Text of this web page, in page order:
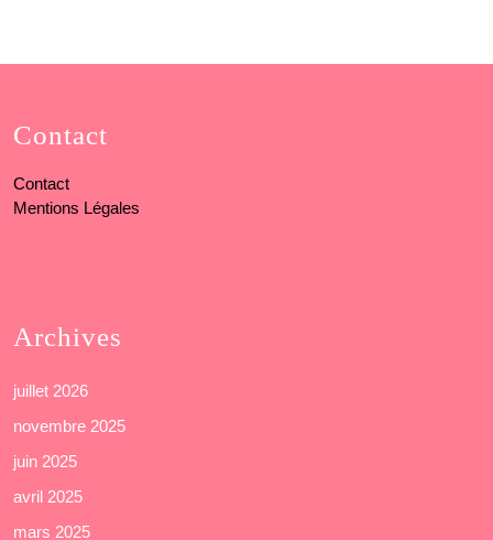
Contact
Contact
Mentions Légales
Archives
juillet 2026
novembre 2025
juin 2025
avril 2025
mars 2025